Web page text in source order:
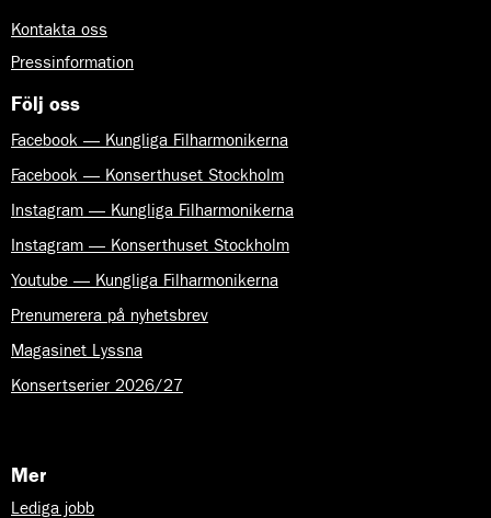
Kontakta oss
Pressinformation
Följ oss
Facebook — Kungliga Filharmonikerna
Facebook — Konserthuset Stockholm
Instagram — Kungliga Filharmonikerna
Instagram — Konserthuset Stockholm
Youtube — Kungliga Filharmonikerna
Prenumerera på nyhetsbrev
Magasinet Lyssna
Konsertserier 2026/27
Mer
Lediga jobb